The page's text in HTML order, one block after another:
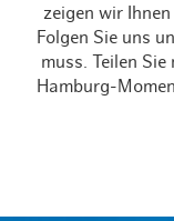
zeigen wir
Folgen Sie uns
muss. Teilen
Hamburg-